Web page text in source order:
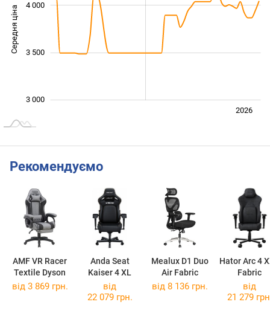
Середня ціна
3 000
4 000
3 500
2026
Рекомендуємо
AMF VR Racer
Textile Dyson
Anda Seat
Kaiser 4 XL
Mealux D1 Duo
Air Fabric
Hator Arc 4
Fabric
від 3 869 грн.
від
22 079 грн.
від 8 136 грн.
від
21 279